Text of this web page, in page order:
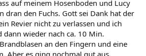
auf meinem Hosenboden und Lucy
dran den Fuchs. Gott sei Dank hat der
Revier nicht zu verlassen und ich
dann wieder nach ca. 10 Min.
an den Fingern und eine
Aber es ging nochmal gut aus.